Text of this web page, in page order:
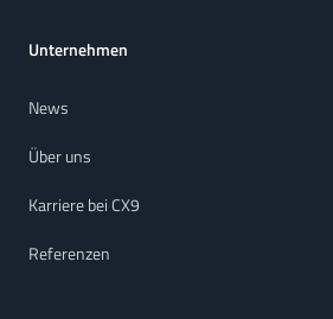
Unternehmen
News
Über uns
Karriere bei CX9
Referenzen